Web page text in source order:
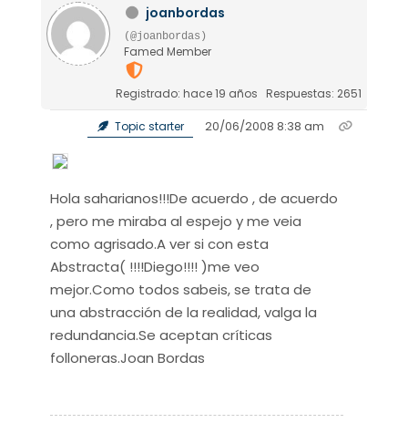
joanbordas
(@joanbordas)
Famed Member
Registrado: hace 19 años Respuestas: 2651
Topic starter 20/06/2008 8:38 am
Hola saharianos!!!De acuerdo , de acuerdo
, pero me miraba al espejo y me veia
como agrisado.A ver si con esta
Abstracta( !!!!Diego!!!! )me veo
mejor.Como todos sabeis, se trata de
una abstracción de la realidad, valga la
redundancia.Se aceptan críticas
folloneras.Joan Bordas